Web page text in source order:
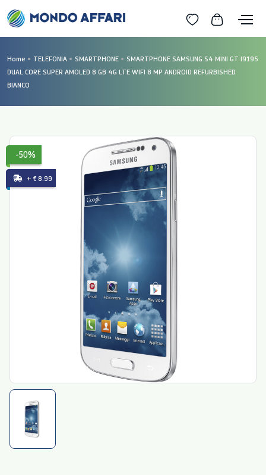
Home TELEFONIA SMARTPHONE
SMARTPHONE SAMSUNG S4 MINI GT I9195
DUAL CORE SUPER AMOLED 8 GB 4G LTE WIFI 8 MP ANDROID REFURBISHED
BIANCO
-50%
+ € 8.99